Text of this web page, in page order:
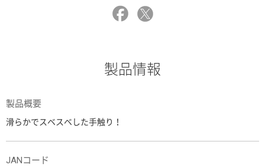
製品情報
製品概要
滑らかでスベスベした手触り！
JANコード